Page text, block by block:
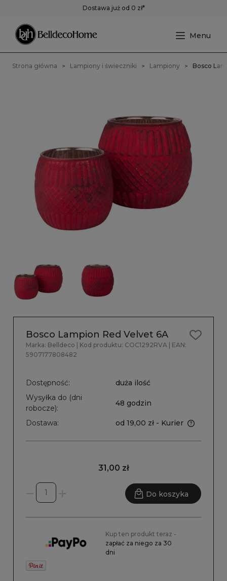
Dostawa już od 0 zł*
Strona główna Lampiony i świeczniki Lampiony Bosco
Bosco Lampion Red Velvet 6A
Marka: Belldeco | Kod produktu: COC1292RVA
| EAN:
5907177808482
Dostępność:
duża ilość
Wysyłka do (dni
robocze):
48 godzin
Dostawa: od 19,00 zł - Kurier
31,00 zł
Do koszyka
Kup ten produkt teraz -
zapłać za niego za 30
dni